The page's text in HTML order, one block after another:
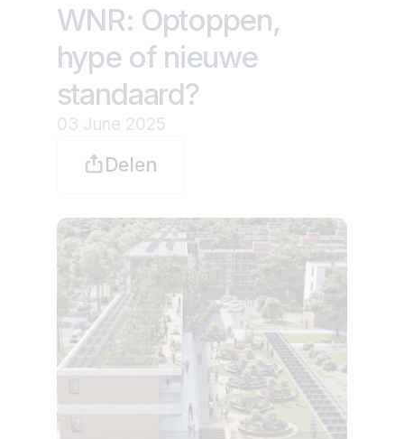
WNR: Optoppen,
hype of nieuwe
standaard?
03 June 2025
Delen